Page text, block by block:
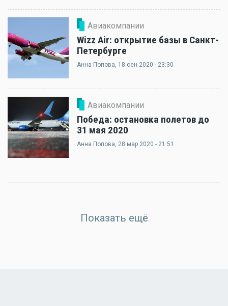
Авиакомпании
Wizz Air: открытие базы в Санкт-
Петербурге
Анна Попова, 18 сен 2020 - 23:30
Авиакомпании
Победа: остановка полетов до
31 мая 2020
Анна Попова, 28 мар 2020 - 21:51
Показать ещё